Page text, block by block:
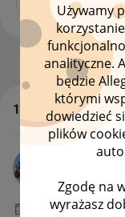
Używamy
analityczne.
będzie
którymi
dowiedzieć
plików
Zgodę na
wyrażasz
Zaawansowani
111 odpowiedzi
kostas11
‎25-09-2025